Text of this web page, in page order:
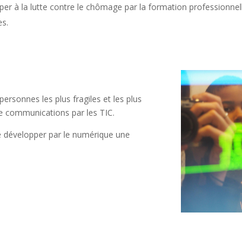
à la lutte contre le chômage par la formation
les plus fragiles et les plus
communications par les TIC.
développer par le numérique une